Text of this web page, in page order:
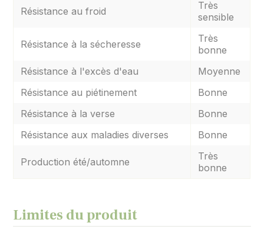
Résistance au froid
Très
sensible
Résistance à la sécheresse
Très
bonne
Résistance à l'excès d'eau
Moyenne
Résistance au piétinement
Bonne
Résistance à la verse
Bonne
Résistance aux maladies diverses
Bonne
Production été/automne
Très
bonne
Limites du produit